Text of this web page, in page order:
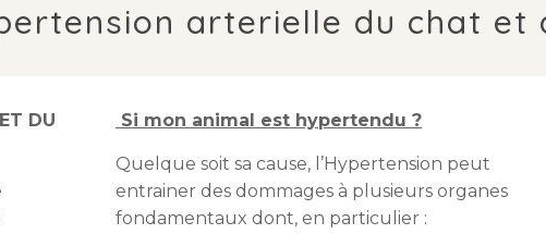
arterielle du chat et
DU
Si mon animal est hypertendu ?
Quelque soit sa cause, l’Hypertension peut
entrainer des dommages à plusieurs organes
fondamentaux dont, en particulier :